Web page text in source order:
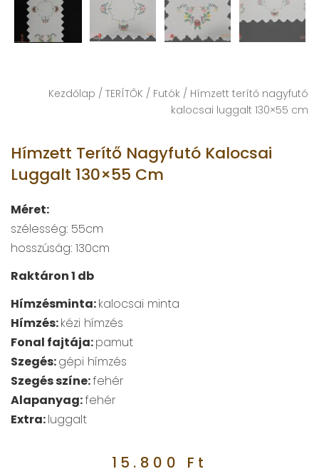
Kezdőlap / TERÍTŐK / Futók / Hímzett terítő nagyfutó
kalocsai luggalt 130×55 cm
Hímzett Terítő Nagyfutó Kalocsai
Luggalt 130×55 Cm
Méret:
szélesség: 55cm
hosszúság: 130cm
Raktáron 1 db
Hímzésminta:kalocsai minta
Hímzés:kézi hímzés
Fonal fajtája:pamut
Szegés:gépi hímzés
Szegés színe:fehér
Alapanyag:fehér
Extra:luggalt
15.800 Ft